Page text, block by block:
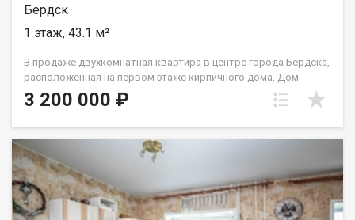
Бердск
1 этаж, 43.1 м²
В продаже двухкомнатная квартиpа в центре города Бердска,
расположенная на первом этаже кирпичного дома. Дом
кирпичный, в квартире зимой тепло, а летом не жарко.
Квартира на стадии капитального ремонта. Выполнена
сибита, сделали большой санузел, просторную кухню-
гостиную и спальню с гардеробной комнатой. Обратите
внимание! Пока ремонт не доделан квартира продается по
низкой стоимости, как только сделают пол, оштукатурят
стены, стоимость квартиры значительно вырастит! Удачное
расположение дома: в шаговой доступности находятся
3 200 000 ₽